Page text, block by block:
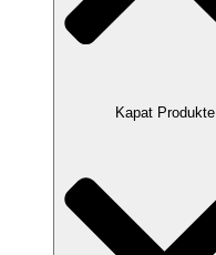
Kapat Produkte